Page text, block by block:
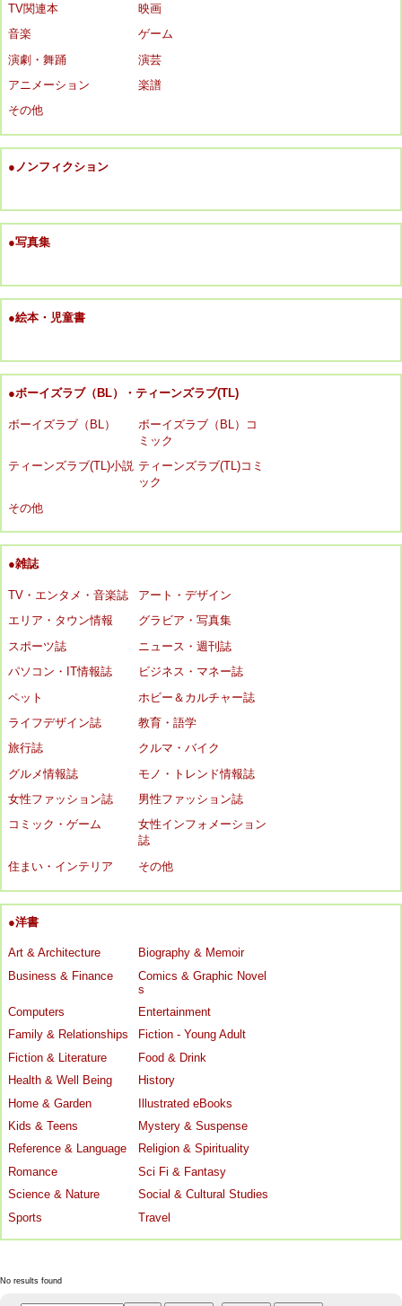
TV関連本
映画
音楽
ゲーム
演劇・舞踊
演芸
アニメーション
楽譜
その他
●ノンフィクション
●写真集
●絵本・児童書
●ボーイズラブ（BL）・ティーンズラブ(TL)
ボーイズラブ（BL）
ボーイズラブ（BL）コ
ミック
ティーンズラブ(TL)小説 ティーンズラブ(TL)コミ
ック
その他
●雑誌
TV・エンタメ・音楽誌
アート・デザイン
エリア・タウン情報
グラビア・写真集
スポーツ誌
ニュース・週刊誌
パソコン・IT情報誌
ビジネス・マネー誌
ペット
ホビー＆カルチャー誌
ライフデザイン誌
教育・語学
旅行誌
クルマ・バイク
グルメ情報誌
モノ・トレンド情報誌
女性ファッション誌
男性ファッション誌
コミック・ゲーム
女性インフォメーション
誌
住まい・インテリア
その他
●洋書
Art & Architecture
Biography & Memoir
Business & Finance
Comics & Graphic Novel
s
Computers
Entertainment
Family & Relationships
Fiction - Young Adult
Fiction & Literature
Food & Drink
Health & Well Being
History
Home & Garden
Illustrated eBooks
Kids & Teens
Mystery & Suspense
Reference & Language
Religion & Spirituality
Romance
Sci Fi & Fantasy
Science & Nature
Social & Cultural Studies
Sports
Travel
No results found